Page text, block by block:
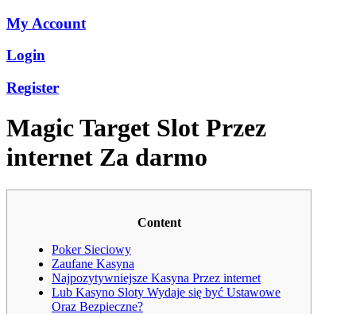
My Account
Login
Register
Magic Target Slot Przez
internet Za darmo
Content
Poker Sieciowy
Zaufane Kasyna
Najpozytywniejsze Kasyna Przez internet
Lub Kasyno Sloty Wydaje się być Ustawowe
Oraz Bezpieczne?